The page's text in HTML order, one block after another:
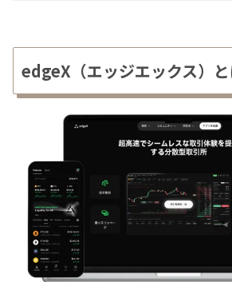
edgeX（エッジエックス）と